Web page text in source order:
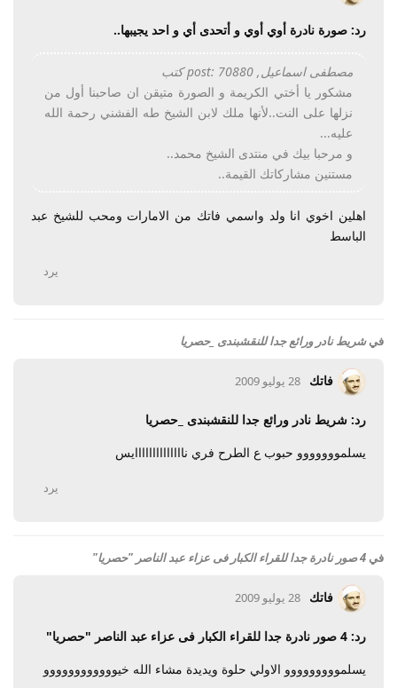
رد: صورة نادرة أوي أوي و أتحدى أي و احد يجيبها..
مصطفى اسماعيل, post: 70880 كتب
مشكور يا أختي الكريمة و الصورة متيقن ان صاحبنا أول من
نزلها على النت..لأنها ملك لابن الشيخ طه الفشني رحمة الله
عليه...
و مرحبا بيك في منتدى الشيخ محمد..
مستنين مشاركاتك القيمة..
اهلين اخوي انا ولد واسمي فاتك من الامارات ومحب للشيخ عبد
الباسط
يرد
فيشريط نادر ورائع جدا للنقشبندى _حصريا
فاتك 28 يوليو 2009
رد: شريط نادر ورائع جدا للنقشبندى _حصريا
يسلمووووووو حبوب ع الطرح فري ناااااااااااااايس
يرد
في 4 صور نادرة جدا للقراء الكبار فى عزاء عبد الناصر "حصريا"
فاتك 28 يوليو 2009
رد: 4 صور نادرة جدا للقراء الكبار فى عزاء عبد الناصر "حصريا"
يسلمووووووووو الاولي حلوة ويديدة مشاء الله خيوووووووووووو